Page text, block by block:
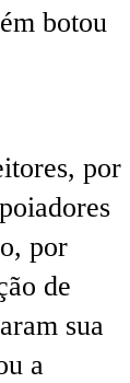
botou
por
por
de
sua
a